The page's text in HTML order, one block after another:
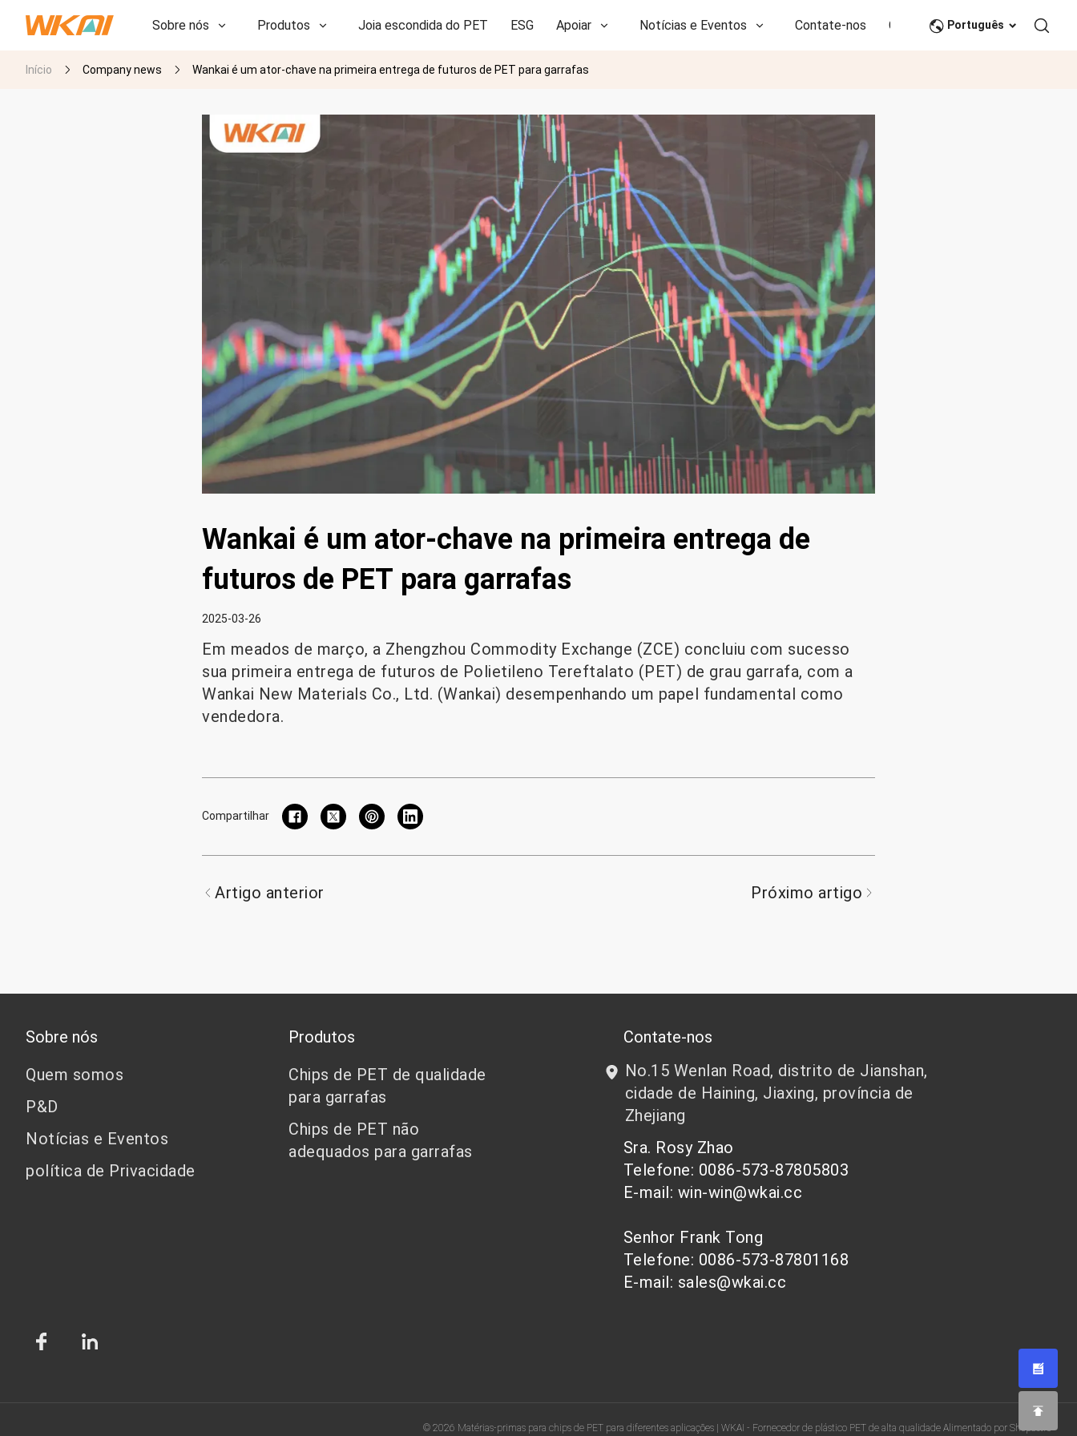
Sobre nós Produtos Joia escondida do PET ESG Apoiar Notícias e Eventos Contate-nos CN
P&D
Português
Início Company news Wankai é um ator-chave na primeira entrega de futuros de PET para garrafas
Wankai é um ator-chave na primeira entrega de
futuros de PET para garrafas
2025-03-26
Em meados de março, a Zhengzhou Commodity Exchange (ZCE) concluiu com sucesso
sua primeira entrega de futuros de Polietileno Tereftalato (PET) de grau garrafa, com a
Wankai New Materials Co., Ltd. (Wankai) desempenhando um papel fundamental como
vendedora.
Compartilhar
Artigo anterior Próximo artigo
Sobre nós
Quem somos
P&D
Notícias e Eventos
política de Privacidade
Produtos
Chips de PET de qualidade
para garrafas
Chips de PET não
adequados para garrafas
Contate-nos
No.15 Wenlan Road, distrito de Jianshan,
cidade de Haining, Jiaxing, província de
Zhejiang
Sra. Rosy Zhao
Telefone: 0086-573-87805803
E-mail: win-win@wkai.cc
Senhor Frank Tong
Telefone: 0086-573-87801168
E-mail: sales@wkai.cc
© 2026 Matérias-primas para chips de PET para diferentes aplicações | WKAI - Fornecedor de plástico PET de alta qualidade Alimentado por Shopastro